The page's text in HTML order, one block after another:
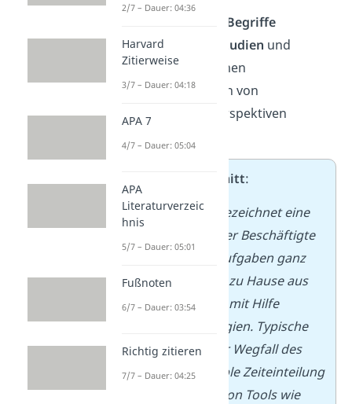
zentrale Begriffe
Fasse wichtige
Studien und
Modellezusammen
Zeige, wie du dich von
bestehenden Perspektiven
Beispielausschnitt:
Das Homeoffice bezeichnet eine
Arbeitsform, bei der Beschäftigte
ihre beruflichen Aufgaben ganz
oder teilweise von zu Hause aus
erledigen — meist mit Hilfe
digitaler Technologien. Typische
Merkmale sind der Wegfall des
Arbeitswegs, flexible Zeiteinteilung
und die Nutzung von Tools wie
2/7 – Dauer: 04:36
Harvard
Zitierweise
3/7 – Dauer: 04:18
APA 7
4/7 – Dauer: 05:04
APA
Literaturverzeic
hnis
5/7 – Dauer: 05:01
Fußnoten
6/7 – Dauer: 03:54
Richtig zitieren
7/7 – Dauer: 04:25